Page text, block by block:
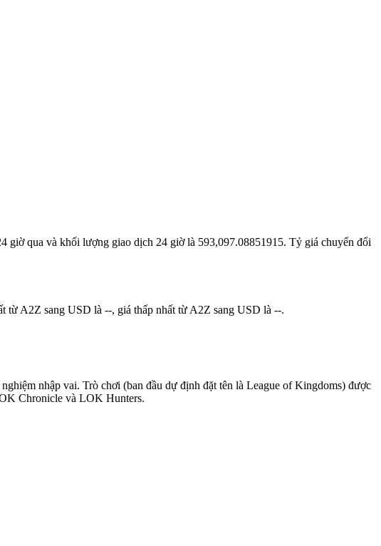
qua và khối lượng giao dịch 24 giờ là 593,097.08851915. Tỷ giá chuyển đổi
từ A2Z sang USD là --, giá thấp nhất từ A2Z sang USD là --.
nhập vai. Trò chơi (ban đầu dự định đặt tên là League of Kingdoms) được
Chronicle và LOK Hunters.